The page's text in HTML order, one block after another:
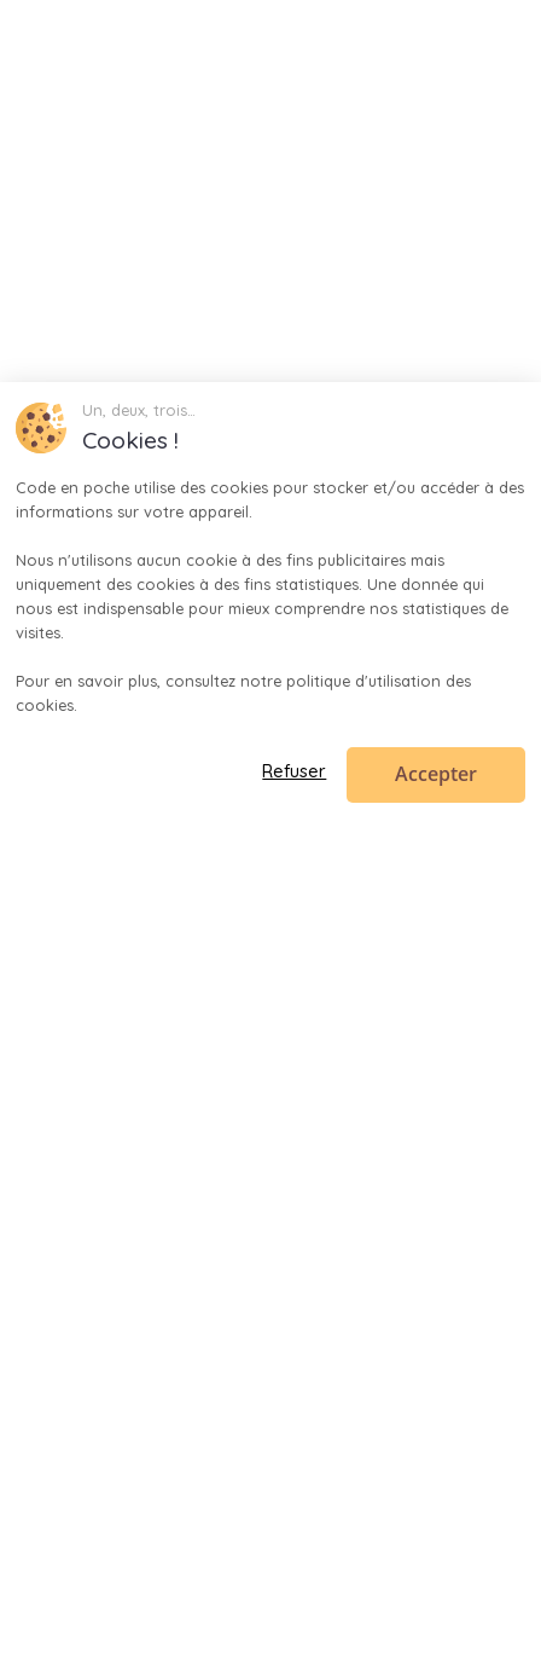
Un, deux, trois…
Cookies !
Code en poche utilise des cookies pour stocker et/ou accéder à des
informations sur votre appareil.
Nous n'utilisons aucun cookie à des fins publicitaires mais
uniquement des cookies à des fins statistiques. Une donnée qui
nous est indispensable pour mieux comprendre nos statistiques de
visites.
Pour en savoir plus, consultez notre politique d'utilisation des
cookies.
Refuser Accepter